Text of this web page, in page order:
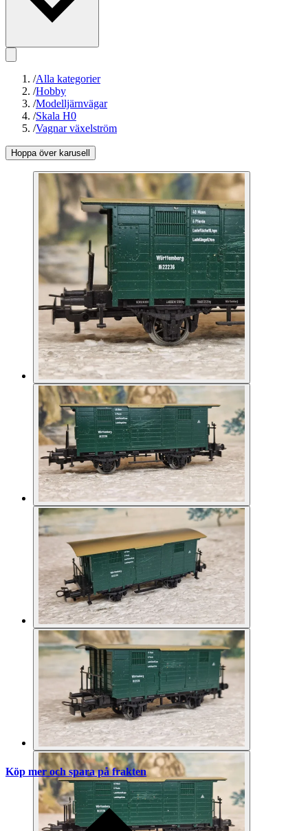
/Alla kategorier
/Hobby
/Modelljärnvägar
/Skala H0
/Vagnar växelström
Hoppa över karusell
Köp mer och spara på frakten